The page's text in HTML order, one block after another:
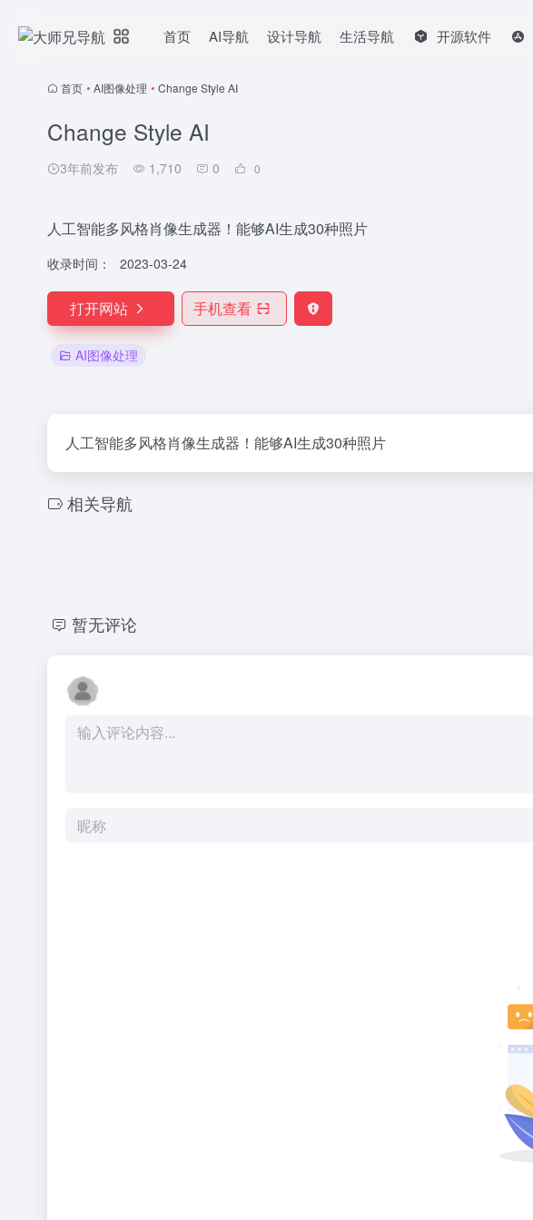
首页 AI导航 设计导航 生活导航 开源软件
首页 • AI图像处理 • Change Style AI
Change Style AI
3年前发布 1,710 0 0
人工智能多风格肖像生成器！能够AI生成30种照片
收录时间： 2023-03-24
打开网站 手机查看
AI图像处理
人工智能多风格肖像生成器！能够AI生成30种照片
相关导航
暂无评论